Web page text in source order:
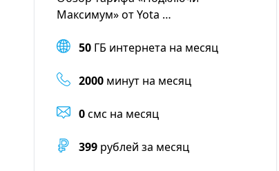
Максимум» от Yota …
50 ГБ интернета на месяц
2000 минут на месяц
0смс на месяц
399 рублей за месяц